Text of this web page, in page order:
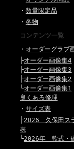
・ 数量限定品
・ 冬物
コンテンツ一覧
・ オーダーグラブ
├オーダー画像集4
├オーダー画像集3
├オーダー画像集2
└オーダー画像集1
良くある修理
・ サイズ表
├2026 久保田ス
表
└2026年 軟式・